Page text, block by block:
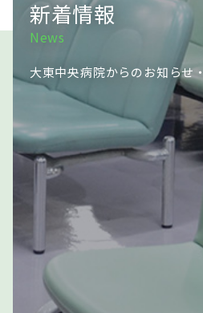
新着情報
News
大東中央病院からのお知らせ